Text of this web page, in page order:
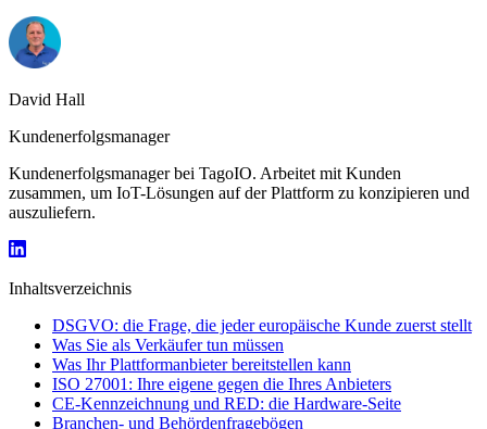
David Hall
Kundenerfolgsmanager
Kundenerfolgsmanager bei TagoIO. Arbeitet mit Kunden
zusammen, um IoT-Lösungen auf der Plattform zu konzipieren und
auszuliefern.
Inhaltsverzeichnis
DSGVO: die Frage, die jeder europäische Kunde zuerst stellt
Was Sie als Verkäufer tun müssen
Was Ihr Plattformanbieter bereitstellen kann
ISO 27001: Ihre eigene gegen die Ihres Anbieters
CE-Kennzeichnung und RED: die Hardware-Seite
Branchen- und Behördenfragebögen